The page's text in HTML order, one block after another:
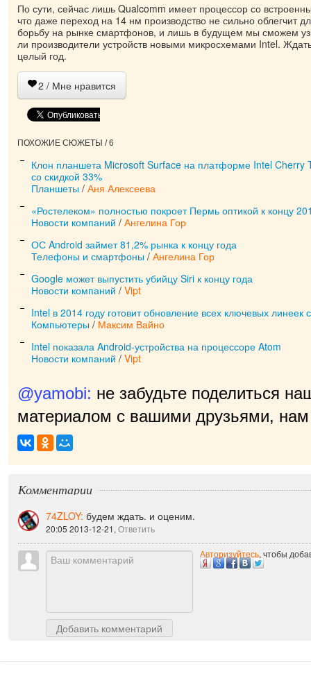
По сути, сейчас лишь Qualcomm имеет процессор со
что даже переход на 14 нм производство не сильно облегчит
борьбу на рынке смартфонов, и лишь в будущем мы сможем
ли производители устройств новыми микросхемами Intel.
целый год.
2 / Мне нравится
ПОХОЖИЕ СЮЖЕТЫ / 6
Клон планшета Microsoft Surface на платформе Intel Cherry
со скидкой 33%
Планшеты / Аня Алексеева
«Ростелеком» полностью покроет Пермь оптикой к концу
Новости компаний / Ангелина Гор
ОС Android займет 81,2% рынка к концу года
Телефоны и смартфоны / Ангелина Гор
Google может выпустить убийцу Siri к концу года
Новости компаний / Vipt
Intel в 2014 году готовит обновление всех ключевых линеек
Компьютеры / Максим Вайно
Intel показала Android-устройства на процессоре Atom
Новости компаний / Vipt
@yamobi: не забудьте поделиться
материалом с вашими друзьями, нам
при|
Комментарии
будем ждать. и оценим.
20:05 2013-12-21,Ответить